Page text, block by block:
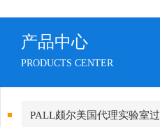
产品中心
PRODUCTS CENTER
PALL颇尔美国代理实验室过